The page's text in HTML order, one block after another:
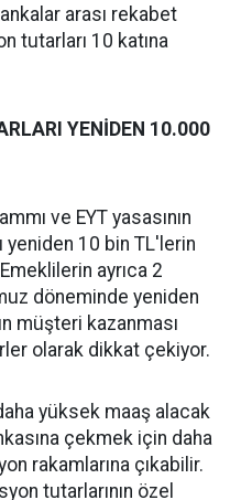
arası rekabet
tutarları 10 katına
YENİDEN 10.000
ve EYT yasasının
10 bin TL'lerin
ayrıca 2
döneminde yeniden
müşteri kazanması
olarak dikkat çekiyor.
yüksek maaş alacak
çekmek için daha
rakamlarına çıkabilir.
tutarlarının özel